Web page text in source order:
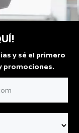
y sé el primero
promociones.